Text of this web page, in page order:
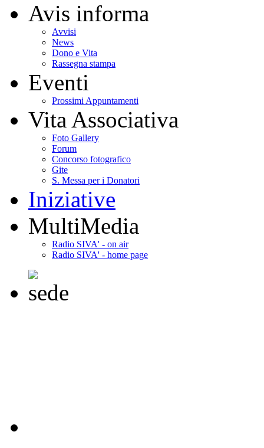
Avis informa
Avvisi
News
Dono e Vita
Rassegna stampa
Eventi
Prossimi Appuntamenti
Vita Associativa
Foto Gallery
Forum
Concorso fotografico
Gite
S. Messa per i Donatori
Iniziative
MultiMedia
Radio SIVA' - on air
Radio SIVA' - home page